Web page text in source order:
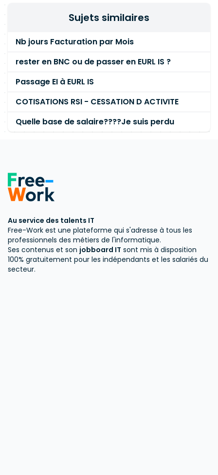
Sujets similaires
Nb jours Facturation par Mois
rester en BNC ou de passer en EURL IS ?
Passage EI à EURL IS
COTISATIONS RSI - CESSATION D ACTIVITE
Quelle base de salaire????Je suis perdu
Au service des talents IT
Free-Work est une plateforme qui s'adresse à tous les
professionnels des métiers de l'informatique.
Ses contenus et son jobboard IT sont mis à disposition
100% gratuitement pour les indépendants et les salariés du
secteur.